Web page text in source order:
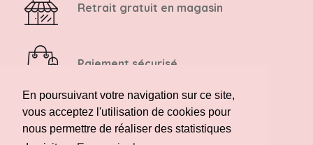
En poursuivant votre navigation sur ce site,
vous acceptez l'utilisation de cookies pour
nous permettre de réaliser des statistiques
Retrait gratuit en magasin
Paiement sécurisé
Retour possible sous 14 jours